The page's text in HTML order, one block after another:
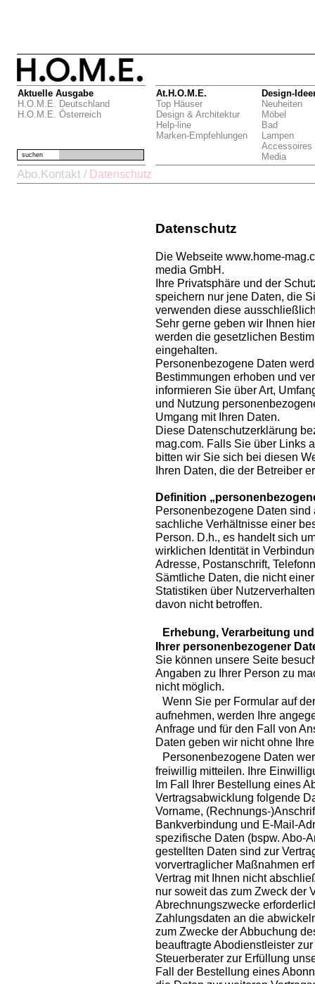
Aktuelle Ausgabe
H.O.M.E. Deutschland
H.O.M.E. Österreich
At.H.O.M.E.
Top Häuser
Design & Architektur
Help-line
Marken-Empfehlungen
Design-
Neuheiten
Möbel
Bad
Lampen
Accessoires
Media
suchen
Abo.Kontakt / Datenschutz
Datenschutz
Die Webseite www.home-
media GmbH.
Ihre Privatsphäre und der
speichern nur jene Daten, die
verwenden diese
Sehr gerne geben wir Ihnen
werden die gesetzlichen
eingehalten.
Personenbezogene Daten
Bestimmungen erhoben und
informieren Sie über Art,
und Nutzung
Umgang mit Ihren Daten.
Diese Datenschutzerklärung
mag.com. Falls Sie über Links
bitten wir Sie sich bei diesen
Ihren Daten, die der Betreiber
Definition
Personenbezogene Daten
sachliche Verhältnisse einer
Person. D.h., es handelt sich
wirklichen Identität in
Adresse, Postanschrift,
Sämtliche Daten, die nicht
Statistiken über
davon nicht betroffen.
Erhebung, Verarbeitung
Ihrer personenbezogener
Sie können unsere Seite
Angaben zu Ihrer Person zu
nicht möglich.
Wenn Sie per Formular auf
aufnehmen, werden Ihre
Anfrage und für den Fall von
Daten geben wir nicht ohne
Personenbezogene Daten
freiwillig mitteilen. Ihre
Im Fall Ihrer Bestellung eines
Vertragsabwicklung folgende
Vorname, (Rechnungs-
Bankverbindung und E-Mail-
spezifische Daten (bspw. Abo-
gestellten Daten sind zur
vorvertraglicher Maßnahmen
Vertrag mit Ihnen nicht
nur soweit das zum Zweck der
Abrechnungszwecke
Zahlungsdaten an die
zum Zwecke der Abbuchung
beauftragte Abodienstleister
Steuerberater zur Erfüllung
Fall der Bestellung eines